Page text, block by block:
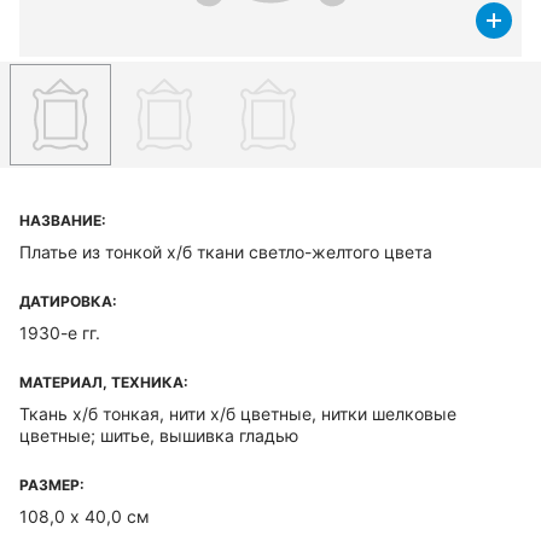
НАЗВАНИЕ:
Платье из тонкой х/б ткани светло-желтого цвета
ДАТИРОВКА:
1930-е гг.
МАТЕРИАЛ, ТЕХНИКА:
Ткань х/б тонкая, нити х/б цветные, нитки шелковые
цветные; шитье, вышивка гладью
РАЗМЕР:
108,0 х 40,0 см